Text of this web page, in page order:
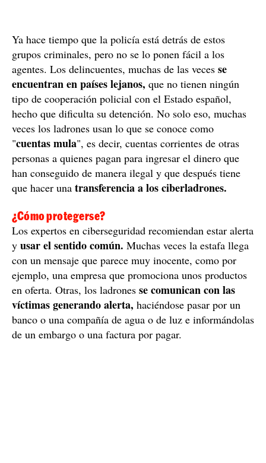
Ya hace tiempo que la policía está detrás de estos
grupos criminales, pero no se lo ponen fácil a los
agentes. Los delincuentes, muchas de las veces se
encuentran en países lejanos, que no tienen ningún
tipo de cooperación policial con el Estado español,
hecho que dificulta su detención. No solo eso, muchas
veces los ladrones usan lo que se conoce como
"cuentas mula", es decir, cuentas corrientes de otras
personas a quienes pagan para ingresar el dinero que
han conseguido de manera ilegal y que después tiene
que hacer una transferencia a los ciberladrones.
¿Cómo protegerse?
Los expertos en ciberseguridad recomiendan estar alerta
y usar el sentido común. Muchas veces la estafa llega
con un mensaje que parece muy inocente, como por
ejemplo, una empresa que promociona unos productos
en oferta. Otras, los ladrones se comunican con las
víctimas generando alerta, haciéndose pasar por un
banco o una compañía de agua o de luz e informándolas
de un embargo o una factura por pagar.